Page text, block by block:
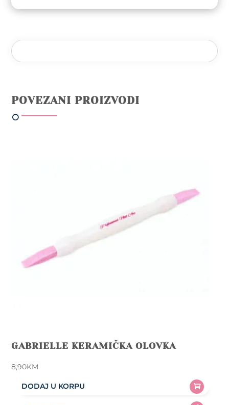
POVEZANI PROIZVODI
GABRIELLE KERAMIČKA OLOVKA
8,90KM
DODAJ U KORPU